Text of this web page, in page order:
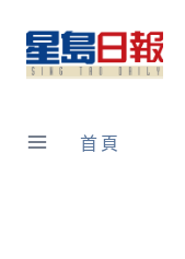
content
首頁